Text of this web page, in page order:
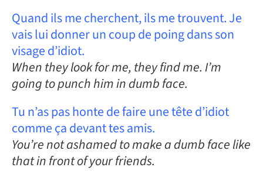
Quand ils me cherchent, ils me trouvent. Je
vais lui donner un coup de poing dans son
visage d’idiot.
When they look for me, they find me. I’m
going to punch him in dumb face.
Tu n’as pas honte de faire une tête d’idiot
comme ça devant tes amis.
You’re not ashamed to make a dumb face like
that in front of your friends.